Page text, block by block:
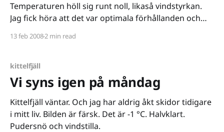
Temperaturen höll sig runt noll, likaså vindstyrkan.
Jag fick höra att det var optimala förhållanden och
så konstigt som det kan låta har jag, trots mina 27 år,
13 feb 20082 min read
kittelfjäll
Vi syns igen på måndag
Kittelfjäll väntar. Och jag har aldrig åkt skidor tidigare
i mitt liv. Bilden är färsk. Det är -1 °C. Halvklart.
Pudersnö och vindstilla.